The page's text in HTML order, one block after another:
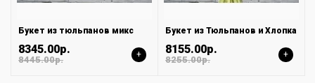
Букет из тюльпанов микс
8345.00р.
8445.00р. +
Букет из Тюльпанов и Хлопка
8155.00р.
8255.00р. +